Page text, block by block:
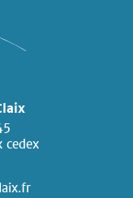
cedex